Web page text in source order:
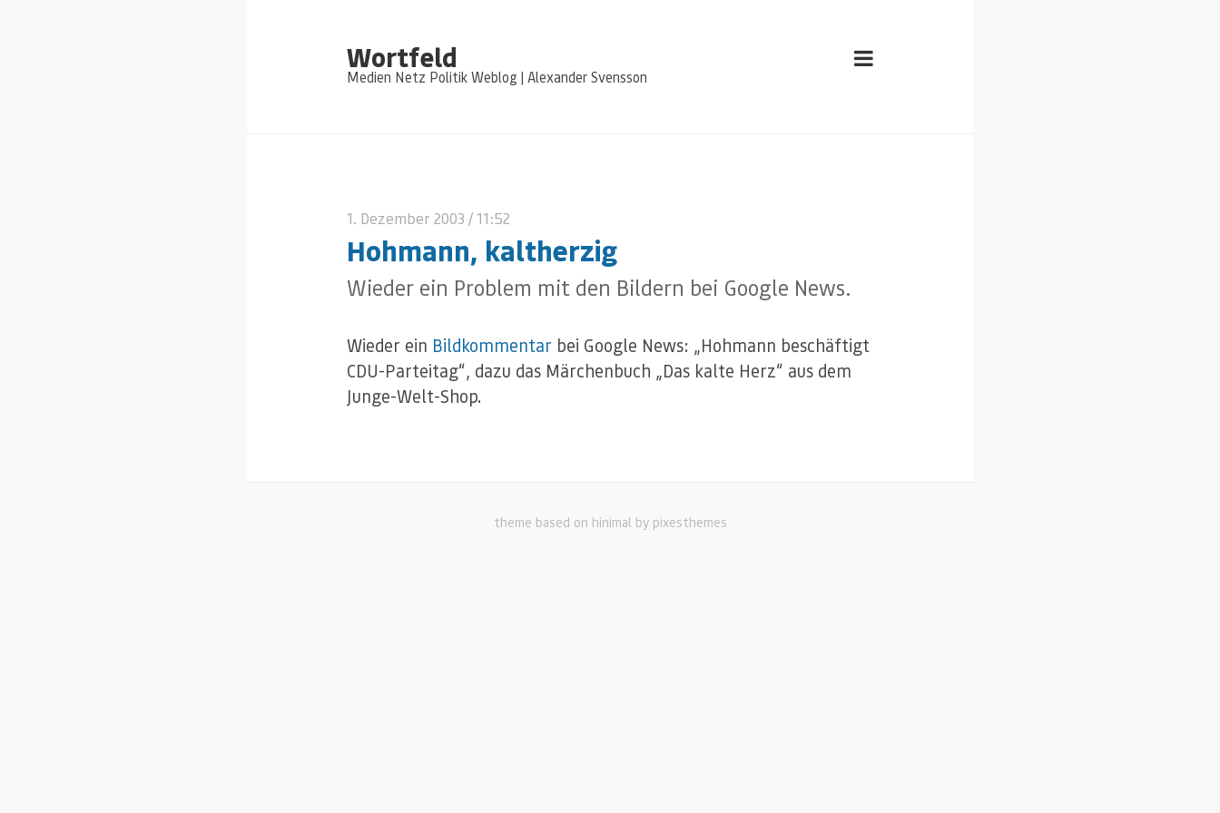
Wortfeld
Medien Netz Politik Weblog | Alexander Svensson
1. Dezember 2003 / 11:52
Hohmann, kaltherzig
Wieder ein Problem mit den Bildern bei Google News.
Wieder ein Bildkommentar bei Google News: „Hohmann beschäftigt
CDU-Parteitag“, dazu das Märchenbuch „Das kalte Herz“ aus dem
Junge-Welt-Shop.
theme based on hinimal by pixesthemes